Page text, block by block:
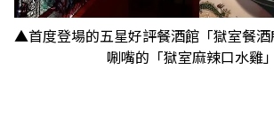
▲首度登場的五星好評餐酒館「獄室餐
唰嘴的「獄室麻辣口水雞